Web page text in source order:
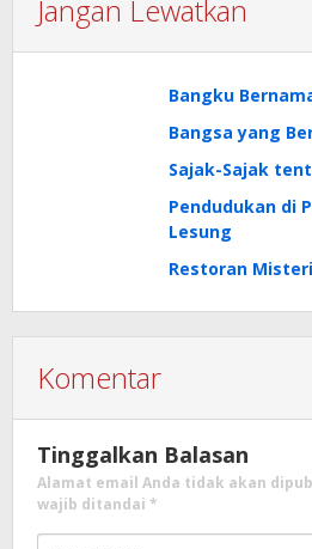
Jangan Lewatkan
Bangku
Bangsa yang
Sajak-Sajak
Pendudukan di
Lesung
Restoran
Komentar
Tinggalkan Balasan
Alamat email Anda tidak akan
wajib ditandai *